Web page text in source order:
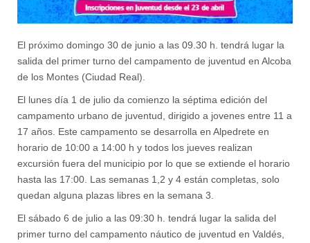
El próximo domingo 30 de junio a las 09.30 h. tendrá lugar la
salida del primer turno del campamento de juventud en Alcoba
de los Montes (Ciudad Real).
El lunes día 1 de julio da comienzo la séptima edición del
campamento urbano de juventud, dirigido a jovenes entre 11 a
17 años. Este campamento se desarrolla en Alpedrete en
horario de 10:00 a 14:00 h y todos los jueves realizan
excursión fuera del municipio por lo que se extiende el horario
hasta las 17:00. Las semanas 1,2 y 4 están completas, solo
quedan alguna plazas libres en la semana 3.
El sábado 6 de julio a las 09:30 h. tendrá lugar la salida del
primer turno del campamento náutico de juventud en Valdés,